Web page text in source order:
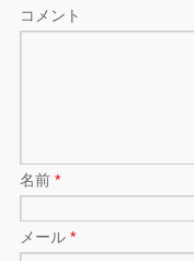
コメント
名前*
メール*